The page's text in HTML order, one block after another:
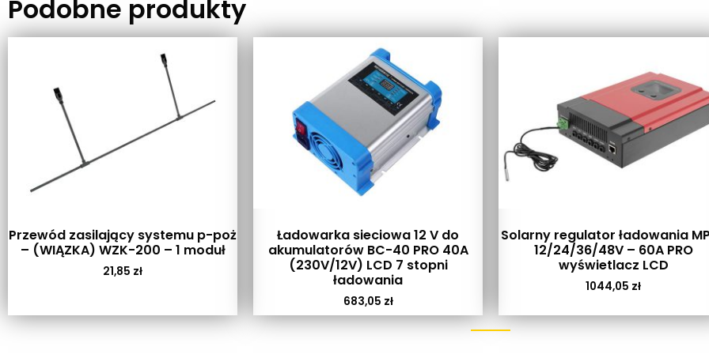
Podobne produkty
Przewód zasilający systemu p-poż
– (WIĄZKA) WZK-200 – 1 moduł
21,85 zł
Ładowarka sieciowa 12 V do
akumulatorów BC-40 PRO 40A
(230V/12V) LCD 7 stopni
ładowania
683,05 zł
Solarny regulator ładowania
12/24/36/48V – 60A PRO
wyświetlacz LCD
1044,05 zł